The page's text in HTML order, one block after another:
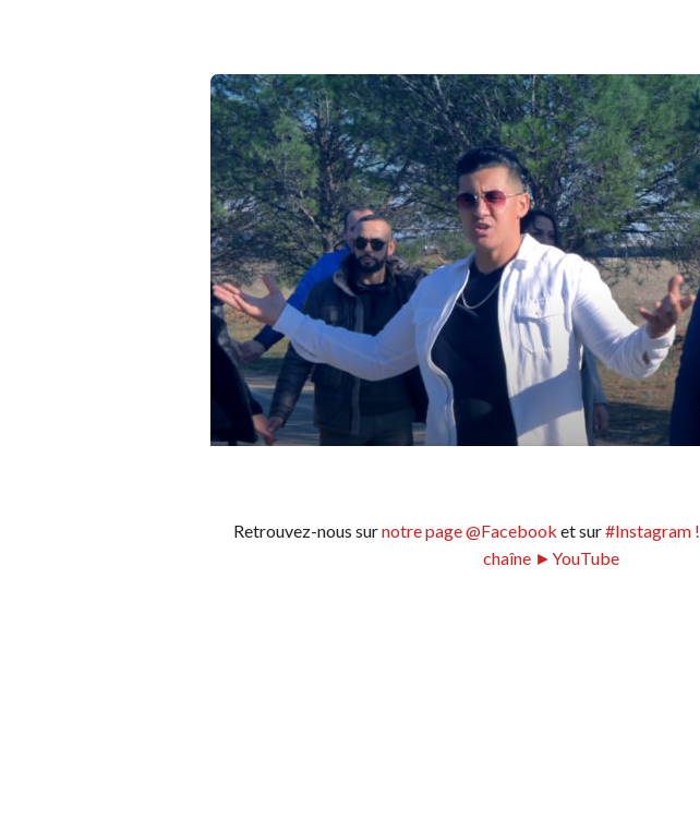
Retrouvez-nous surnotre page @Facebook et sur#Instagram !
chaîne ►YouTube